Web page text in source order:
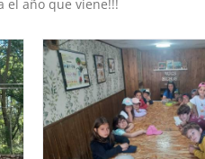
el año que viene!!!